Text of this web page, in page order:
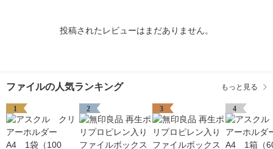
投稿されたレビューはまだありません。
ファイルの人気ランキング もっと見る
1 2 3 4